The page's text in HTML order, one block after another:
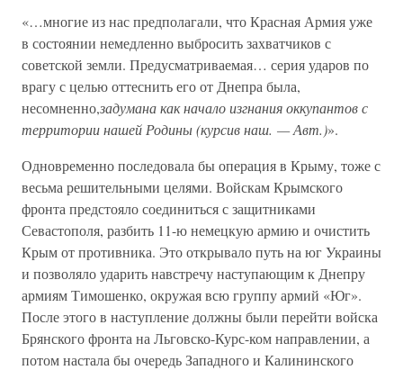
«…многие из нас предполагали, что Красная Армия уже
в состоянии немедленно выбросить захватчиков с
советской земли. Предусматриваемая… серия ударов по
врагу с целью оттеснить его от Днепра была,
несомненно,задумана как начало изгнания оккупантов с
территории нашей Родины (курсив наш. — Авт.)».
Одновременно последовала бы операция в Крыму, тоже с
весьма решительными целями. Войскам Крымского
фронта предстояло соединиться с защитниками
Севастополя, разбить 11-ю немецкую армию и очистить
Крым от противника. Это открывало путь на юг Украины
и позволяло ударить навстречу наступающим к Днепру
армиям Тимошенко, окружая всю группу армий «Юг».
После этого в наступление должны были перейти войска
Брянского фронта на Льговско-Курс-ком направлении, а
потом настала бы очередь Западного и Калининского